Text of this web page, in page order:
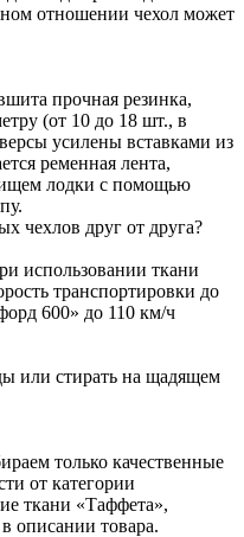
отношении чехол может
прочная резинка,
(от 10 до 18 шт., в
усилены вставками из
ременная лента,
лодки с помощью
чехлов друг от друга?
использовании ткани
транспортировки до
600» до 110 км/ч
или стирать на щадящем
только качественные
от категории
ткани «Таффета»,
описании товара.